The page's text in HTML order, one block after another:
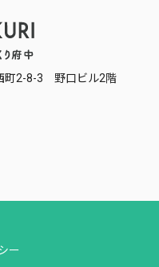
町2-8-3 野口ビル2階
ー